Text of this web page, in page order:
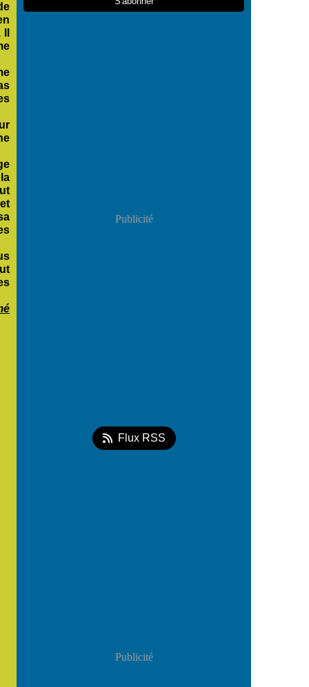
Publicité
Flux RSS
Publicité